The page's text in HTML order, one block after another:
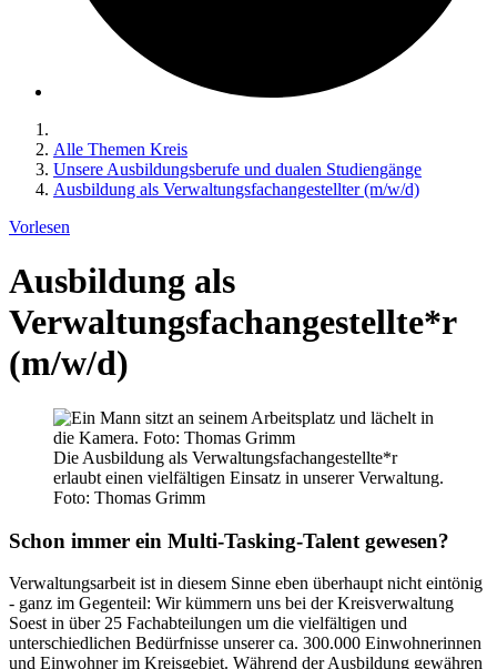
Alle Themen Kreis
Unsere Ausbildungsberufe und dualen Studiengänge
Ausbildung als Verwaltungsfachangestellter (m/w/d)
Vorlesen
Ausbildung als
Verwaltungsfachangestellte*r
(m/w/d)
Die Ausbildung als Verwaltungsfachangestellte*r
erlaubt einen vielfältigen Einsatz in unserer Verwaltung.
Foto: Thomas Grimm
Schon immer ein Multi-Tasking-Talent gewesen?
Verwaltungsarbeit ist in diesem Sinne eben überhaupt nicht eintönig
- ganz im Gegenteil: Wir kümmern uns bei der Kreisverwaltung
Soest in über 25 Fachabteilungen um die vielfältigen und
unterschiedlichen Bedürfnisse unserer ca. 300.000 Einwohnerinnen
und Einwohner im Kreisgebiet. Während der Ausbildung gewähren